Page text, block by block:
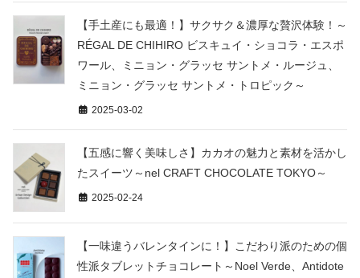
【手土産にも最適！】サクサク＆濃厚な贅沢体験！～
RÉGAL DE CHIHIRO ビスキュイ・ショコラ・エスポ
ワール、ミニョン・グラッセ サントメ・ルージュ、
ミニョン・グラッセ サントメ・トロピック～
2025-03-02
【五感に響く美味しさ】カカオの魅力と素材を活かし
たスイーツ～nel CRAFT CHOCOLATE TOKYO～
2025-02-24
【一味違うバレンタインに！】こだわり派のための個
性派タブレットチョコレート～Noel Verde、Antidote